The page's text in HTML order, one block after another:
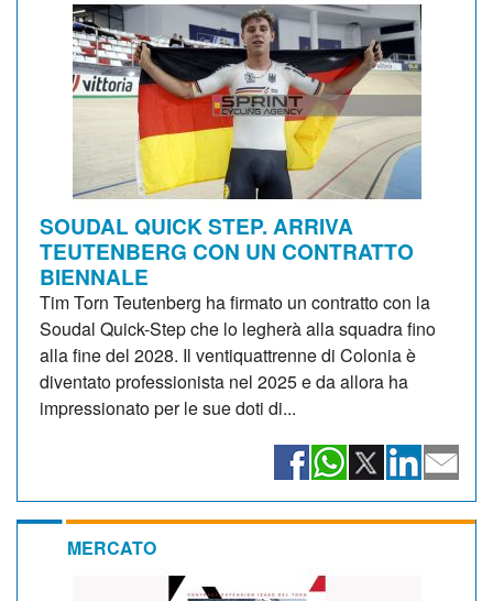
SOUDAL QUICK STEP. ARRIVA
TEUTENBERG CON UN CONTRATTO
BIENNALE
Tim Torn Teutenberg ha firmato un contratto con la
Soudal Quick-Step che lo legherà alla squadra fino
alla fine del 2028. Il ventiquattrenne di Colonia è
diventato professionista nel 2025 e da allora ha
impressionato per le sue doti di...
MERCATO